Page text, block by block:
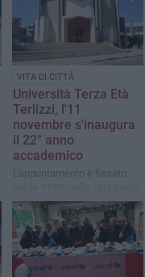
VITA DI CITTÀ
Università Terza Età
Terlizzi, l'11
novembre s'inaugura
il 22° anno
accademico
L'appuntamento è fissato
“G. Albanese” della
Parrocchia Santa Maria
della Stella